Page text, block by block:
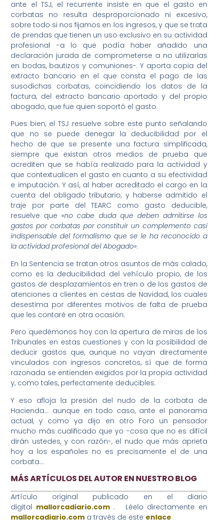
ante el TSJ, el recurrente insiste en que el gasto en
corbatas no resulta desproporcionado ni excesivo,
sobre todo si nos fijamos en los ingresos, y que se trata
de prendas que tienen un uso exclusivo en su actividad
profesional -a lo que podía haber añadido una
declaración jurada de comprometerse a no utilizarlas
en bodas, bautizos y comuniones-. Y aporta copia del
extracto bancario en el que consta el pago de las
susodichas corbatas, coincidiendo los datos de la
factura, del extracto bancario aportado y del propio
abogado, que fue quien soportó el gasto.
Pues bien, el TSJ resuelve sobre este punto señalando
que no se puede denegar la deducibilidad por el
hecho de que se presente una factura simplificada,
siempre que existan otros medios de prueba que
acrediten que se había realizado para la actividad y
que contextualicen el gasto en cuanto a su efectividad
e imputación. Y así, al haber acreditado el cargo en la
cuenta del obligado tributario, y haberse admitido el
traje por parte del TEARC como gasto deducible,
resuelve que «no cabe duda que deben admitirse los
gastos por corbatas por constituir un complemento casi
indispensable del formalismo que se le ha reconocido a
la actividad profesional del Abogado».
En la Sentencia se tratan otros asuntos de más calado,
como es la deducibilidad del vehículo propio, de los
gastos de desplazamientos en tren o de los gastos de
atenciones a clientes en cestas de Navidad, los cuales
desestima por diferentes motivos de falta de prueba
que les contaré en otra ocasión.
Pero quedémonos hoy con la apertura de miras de los
Tribunales en estas cuestiones y con la posibilidad de
deducir gastos que, aunque no vayan directamente
vinculados con ingresos concretos, sí que de forma
razonada se entienden exigidos por la propia actividad
y, como tales, perfectamente deducibles.
Y eso afloja la presión del nudo de la corbata de
Hacienda… aunque en todo caso, ante el panorama
actual, y como ya dijo en otro Foro un pensador
mucho más cualificado que yo -cosa que no es difícil
dirán ustedes, y con razón-, el nudo que más aprieta
hoy a los españoles no es precisamente el de una
corbata…
MÁS ARTÍCULOS DEL AUTOR EN NUESTRO BLOG
Artículo original publicado en el diario
digital mallorcadiario.com. Léelo directamente en
mallorcadiario.com a través de este enlace